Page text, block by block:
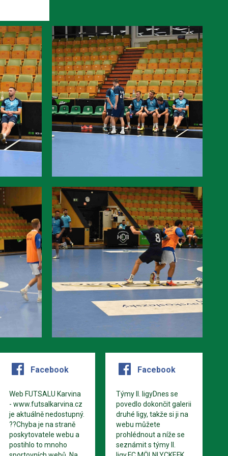
Facebook
Web FUTSALU Karvina
- www.futsalkarvina.cz
je aktuálně nedostupný.
??Chyba je na straně
poskytovatele webu a
postihlo to mnoho
Facebook
Týmy II. ligyDnes se
povedlo dokončit galerii
druhé ligy, takže si ji na
webu můžete
prohlédnout a níže se
seznámit s týmy II.